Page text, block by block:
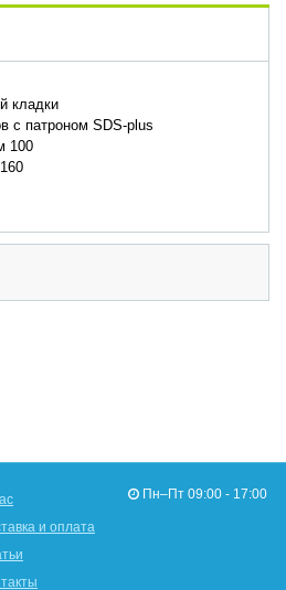
кладки
с патроном SDS-plus
100
и оплата
Пн–Пт 09:00 - 17:00